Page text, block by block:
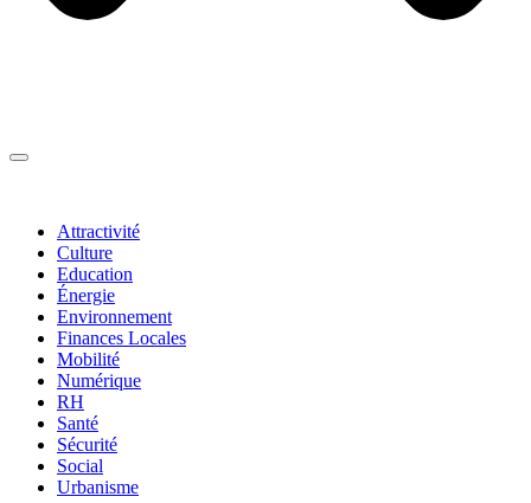
Attractivité
Culture
Education
Énergie
Environnement
Finances Locales
Mobilité
Numérique
RH
Santé
Sécurité
Social
Urbanisme